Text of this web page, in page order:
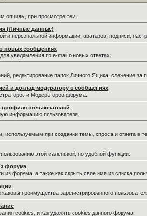
опциям, при просмотре тем.
(Личные данные)
и персональной информации, аватаров, подписи,
новых сообщениях
уведомления по e-mail о новых ответах.
редактирование папок Личного Ящика, слежение
и доклад модератору о сообщениях
и Модераторов форума.
пользователей
информацию пользователя.
используемым при создании темы, опроса и ответа в
этой маленькой, но удобной функции.
форума
из форума, а также как скрыть свое имя из списка
каковы преимущества зарегистрированного
cookies, и как удалять cookies данного форума.